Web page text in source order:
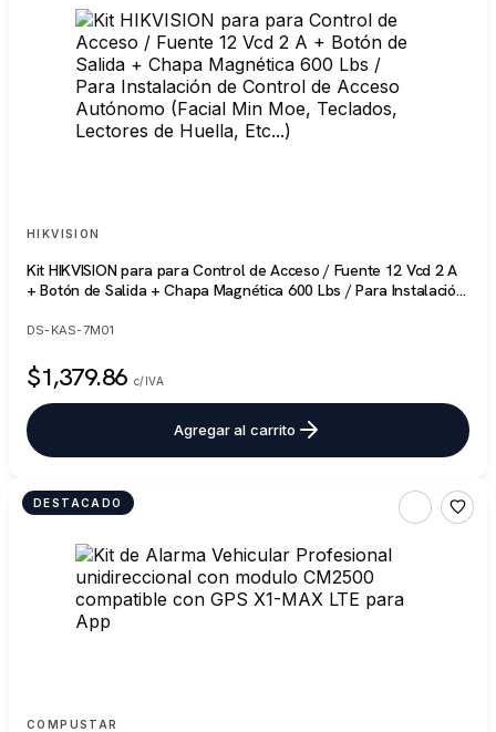
HIKVISION
Kit HIKVISION para para Control de Acceso / Fuente 12 Vcd 2 A
+ Botón de Salida + Chapa Magnética 600 Lbs / Para Instalación
Lectores de Huella, Etc...)
DS-KAS-7M01
$1,379.86 c/IVA
Agregar al carrito
DESTACADO
COMPUSTAR